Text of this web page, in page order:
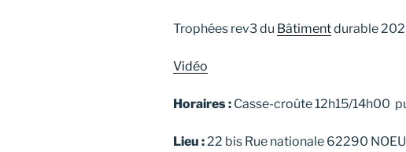
Trophées rev3 du Bâtimentdurable
Vidéo
Horaires : Casse-croûte 12h15/14h00
Lieu :22 bis Rue nationale 62290